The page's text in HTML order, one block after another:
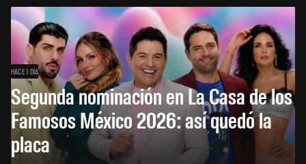
HACE 1 DÍA
Segunda nominación en La Casa de los
Famosos México 2026: así quedó la
placa